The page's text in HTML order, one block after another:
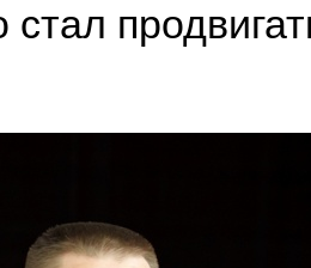
стал